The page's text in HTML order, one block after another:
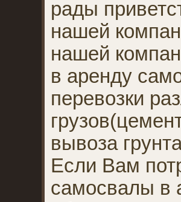
рады
нашей
нашей
в аренду
перевозки
вывоза
Если Вам
самосвалы в